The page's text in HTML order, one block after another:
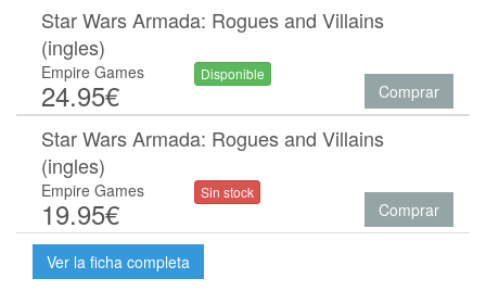
Star Wars Armada: Rogues and Villains
(ingles)
Empire Games
24.95€
Disponible
Comprar
Star Wars Armada: Rogues and Villains
(ingles)
Empire Games
19.95€
Sin stock
Comprar
Ver la ficha completa